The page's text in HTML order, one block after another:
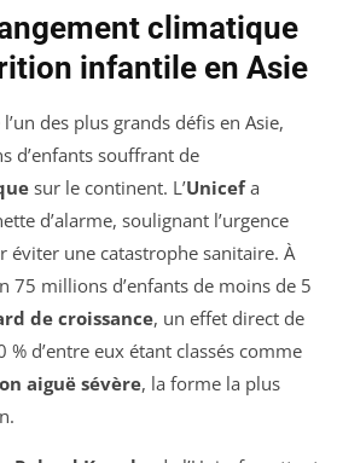
climatique
infantile en Asie
l’un des plus grands défis en Asie,
d’enfants souffrant de
sur le continent. L’Unicefa
d’alarme, soulignant l’urgence
éviter une catastrophe sanitaire. À
75 millions d’enfants de moins de 5
de croissance, un effet direct de
d’entre eux étant classés comme
aiguë sévère, la forme la plus